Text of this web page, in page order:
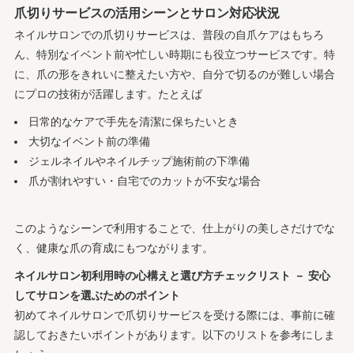
爪切りサービスの活用シーンとサロン対応状況
ネイルサロンでの爪切りサービスは、普段の自爪ケアはもちろ
ん、特別なイベント前や忙しい時期にも役立つサービスです。特
に、爪の形をきれいに整えたい方や、自分で切るのが難しい場合
にプロの技術が活躍します。たとえば
日常的なケアで手先を清潔に保ちたいとき
大切なイベント前の準備
ジェルネイルやネイルチップ施術前の下準備
爪が割れやすい・自宅でのカットが不安な場合
このようなシーンで利用することで、仕上がりの美しさだけでな
く、健康な爪の育成にもつながります。
ネイルサロン初利用時の心構えと選び方チェックリスト － 安心
してサロンを選ぶためのポイント
初めてネイルサロンで爪切りサービスを受ける際には、事前に確
認しておきたいポイントがあります。以下のリストを参考にしま